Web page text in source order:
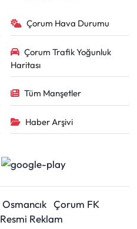
Çorum Hava Durumu
Çorum Trafik Yoğunluk
Haritası
Tüm Manşetler
Haber Arşivi
Osmancık Çorum FK
Resmi Reklam